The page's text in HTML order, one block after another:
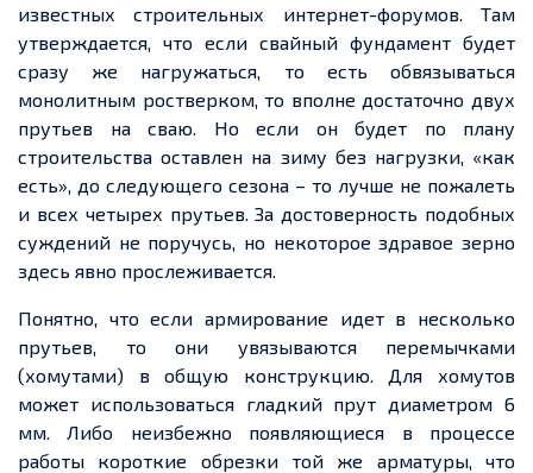
известных строительных интернет-форумов. Там
утверждается, что если свайный фундамент будет
сразу же нагружаться, то есть обвязываться
монолитным ростверком, то вполне достаточно двух
прутьев на сваю. Но если он будет по плану
строительства оставлен на зиму без нагрузки, «как
есть», до следующего сезона – то лучше не пожалеть
и всех четырех прутьев. За достоверность подобных
суждений не поручусь, но некоторое здравое зерно
здесь явно прослеживается.
Понятно, что если армирование идет в несколько
прутьев, то они увязываются перемычками
(хомутами) в общую конструкцию. Для хомутов
может использоваться гладкий прут диаметром 6
мм. Либо неизбежно появляющиеся в процессе
работы короткие обрезки той же арматуры, что